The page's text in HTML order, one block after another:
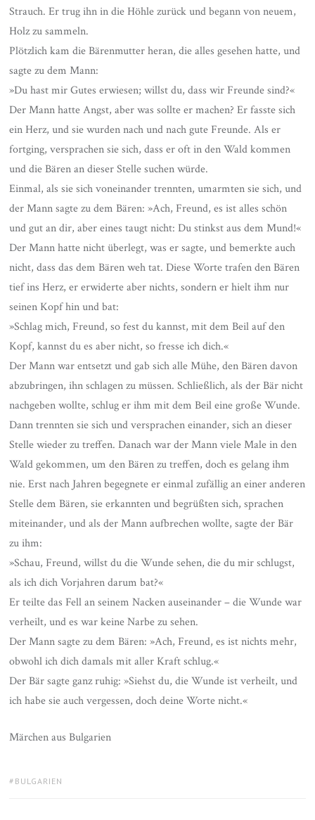
Strauch. Er trug ihn in die Höhle zurück und begann von neuem,
Holz zu sammeln.
Plötzlich kam die Bärenmutter heran, die alles gesehen hatte, und
sagte zu dem Mann:
»Du hast mir Gutes erwiesen; willst du, dass wir Freunde sind?«
Der Mann hatte Angst, aber was sollte er machen? Er fasste sich
ein Herz, und sie wurden nach und nach gute Freunde. Als er
fortging, versprachen sie sich, dass er oft in den Wald kommen
und die Bären an dieser Stelle suchen würde.
Einmal, als sie sich voneinander trennten, umarmten sie sich, und
der Mann sagte zu dem Bären: »Ach, Freund, es ist alles schön
und gut an dir, aber eines taugt nicht: Du stinkst aus dem Mund!«
Der Mann hatte nicht überlegt, was er sagte, und bemerkte auch
nicht, dass das dem Bären weh tat. Diese Worte trafen den Bären
tief ins Herz, er erwiderte aber nichts, sondern er hielt ihm nur
seinen Kopf hin und bat:
»Schlag mich, Freund, so fest du kannst, mit dem Beil auf den
Kopf, kannst du es aber nicht, so fresse ich dich.«
Der Mann war entsetzt undgab sich alle Mühe, den Bären davon
abzubringen, ihn schlagen zu müssen. Schließlich, als der Bär nicht
nachgeben wollte, schlug er ihm mit dem Beil eine große Wunde.
Dann trennten sie sich und versprachen einander, sich an dieser
Stelle wieder zu treffen. Danach war der Mann viele Male in den
Wald gekommen, um den Bären zu treffen, doch es gelang ihm
nie. Erst nach Jahren begegnete er einmal zufällig an einer anderen
Stelle dem Bären, sie erkannten und begrüßten sich, sprachen
miteinander, und als der Mann aufbrechen wollte, sagte der Bär
zu ihm:
»Schau, Freund, willst du die Wunde sehen, die du mir schlugst,
als ich dich Vorjahren darum bat?«
Er teilte das Fell an seinem Nacken auseinander – die Wunde war
verheilt, und es war keine Narbe zu sehen.
Der Mann sagte zu dem Bären: »Ach, Freund, es ist nichts mehr,
obwohl ich dich damals mit aller Kraft schlug.«
Der Bär sagte ganz ruhig: »Siehst du, die Wunde ist verheilt, und
ich habe sie auch vergessen, doch deine Worte nicht.«
Märchen aus Bulgarien
TAGS:
BULGARIEN